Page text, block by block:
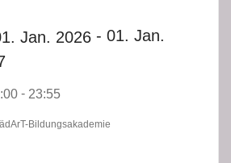
Jan. 2026 - 01. Jan.
- 23:55
Bildungsakademie